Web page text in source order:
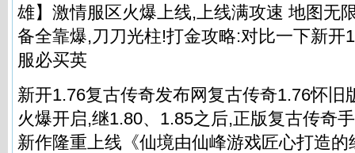
雄】激情服区火爆上线,上线满攻速 地图无
备全靠爆,刀刀光柱!打金攻略:对比一下新开
服必买英
新开1.76复古传奇发布网复古传奇1.76怀旧
火爆开启,继1.80、1.85之后,正版复古传奇
新作隆重上线《仙境由仙峰游戏匠心打造